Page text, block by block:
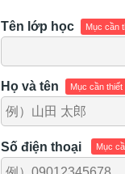
Tên lớp học Mục cần
Họ và tên Mục cần thiết
Số điện thoại Mục